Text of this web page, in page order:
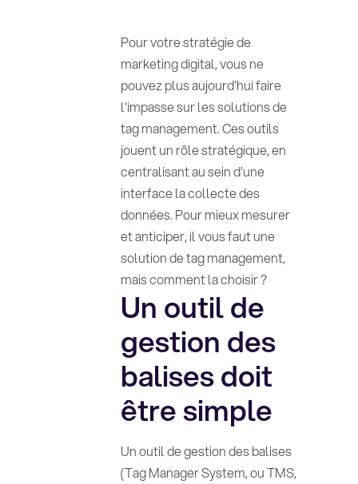
Pour votre stratégie de
marketing digital, vous ne
pouvez plus aujourd'hui faire
l'impasse sur les solutions de
tag management. Ces outils
jouent un rôle stratégique, en
centralisant au sein d'une
interface la collecte des
données. Pour mieux mesurer
et anticiper, il vous faut une
solution de tag management,
mais comment la choisir ?
Un outil de
gestion des
balises doit
être simple
Un outil de gestion des balises
(Tag Manager System, ou TMS,